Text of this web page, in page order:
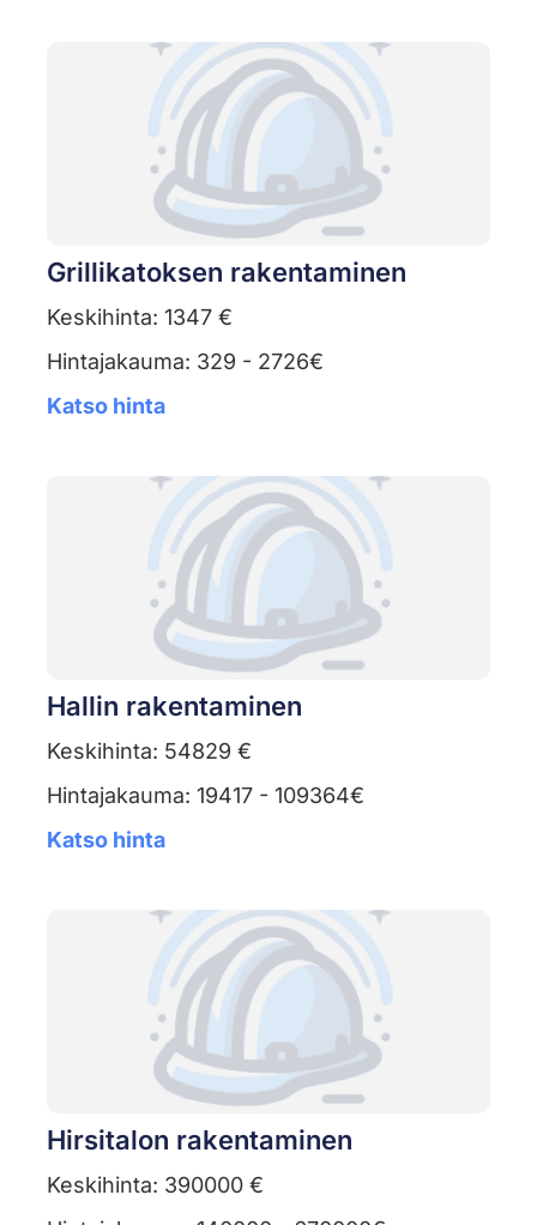
Grillikatoksen rakentaminen
Keskihinta: 1347 €
Hintajakauma: 329 - 2726€
Katso hinta
Hallin rakentaminen
Keskihinta: 54829 €
Hintajakauma: 19417 - 109364€
Katso hinta
Hirsitalon rakentaminen
Keskihinta: 390000 €